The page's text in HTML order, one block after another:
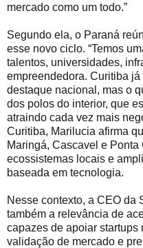
mercado como um todo.”
Segundo ela, o Paraná
esse novo ciclo. “Temos
talentos, universidades,
empreendedora. Curitiba
destaque nacional, mas o
dos polos do interior, que
atraindo cada vez mais
Curitiba, Marilucia afirma
Maringá, Cascavel e
ecossistemas locais e
baseada em tecnologia.
Nesse contexto, a CEO da
também a relevância de
capazes de apoiar startups
validação de mercado e